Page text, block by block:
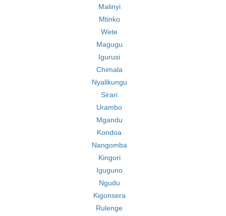
Malinyi
Mtinko
Wete
Magugu
Igurusi
Chimala
Nyalikungu
Sirari
Urambo
Mgandu
Kondoa
Nangomba
Kingori
Iguguno
Ngudu
Kigonsera
Rulenge